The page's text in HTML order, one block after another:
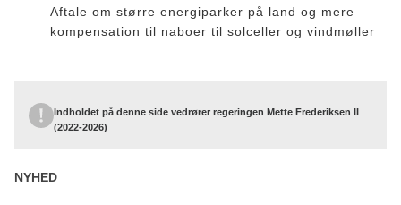
Aftale om større energiparker på land og mere
kompensation til naboer til solceller og vindmøller
Indholdet på denne side vedrører regeringen Mette Frederiksen II
(2022-2026)
NYHED